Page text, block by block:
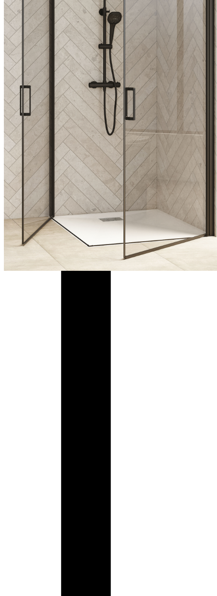
Portes battantes pour accès d'angle avec ouverture à 180°, au design
simple et rectiligne et aux détails intelligents.
Portes battantes pour accès en angle
Profilé en aluminium avec élément de fermeture, chromé ou
thermolaqué en blanc ou noir
Deux surfaces de verre - toutes deux traitées anticalcaire - au
choix :
- verre clair
- verre clair avec impression anti-regards Cosmos
Ouverture à 180° possible grâce aux profils rotatifs
Barre de renfort dans la couleur du profilé (incluse dans les
modèles avec élément fixe)
Meilleure étanchéité grâce à une barre de seuil installée en
option (incluse)
Exécutions